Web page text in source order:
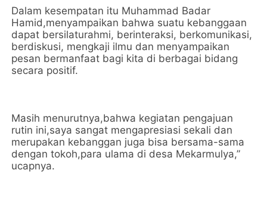
Dalam kesempatan itu Muhammad Badar
Hamid,menyampaikan bahwa suatu kebanggaan
dapat bersilaturahmi, berinteraksi, berkomunikasi,
berdiskusi, mengkaji ilmu dan menyampaikan
pesan bermanfaat bagi kita di berbagai bidang
secara positif.
Masih menurutnya,bahwa kegiatan pengajuan
rutin ini,saya sangat mengapresiasi sekali dan
merupakan kebanggan juga bisa bersama-sama
dengan tokoh,para ulama di desa Mekarmulya,”
ucapnya.